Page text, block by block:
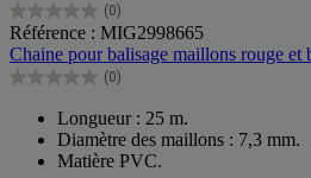
(0)
0.0
sur
5
étoiles.
Référence : MIG2998665
Chaine pour balisage maillons rouge et
(0)
0.0
étoiles.
Longueur : 25 m.
Diamètre des maillons : 7,3 mm.
Matière PVC.